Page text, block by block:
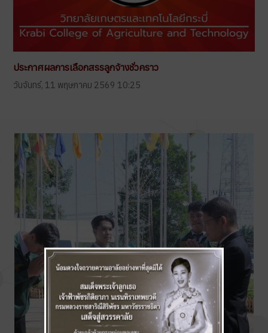
ประกาศผลการเลือกสรรลูกจ้างชั่วคราว
วันจันทร์, 11 พฤษภาคม 2569 10:25